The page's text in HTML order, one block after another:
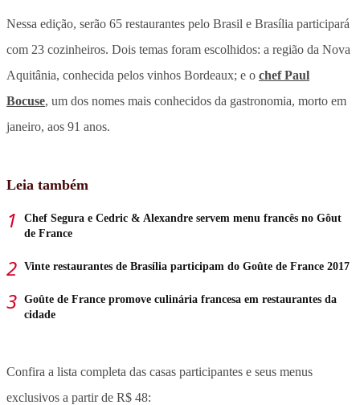
Nessa edição, serão 65 restaurantes pelo Brasil e Brasília participará
com 23 cozinheiros. Dois temas foram escolhidos: a região da Nova
Aquitânia, conhecida pelos vinhos Bordeaux; e o chef Paul
Bocuse, um dos nomes mais conhecidos da gastronomia, morto em
janeiro, aos 91 anos.
Leia também
Chef Segura e Cedric & Alexandre servem menu francês no Gôut
de France
Vinte restaurantes de Brasília participam do Goûte de France 2017
Goûte de France promove culinária francesa em restaurantes da
cidade
Confira a lista completa das casas participantes e seus menus
exclusivos a partir de R$ 48: